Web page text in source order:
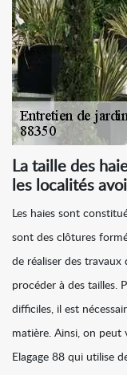
La taille des
les localités
Les haies sont
sont des clôtures
de réaliser des
procéder à des tailles.
difficiles, il est
matière. Ainsi, on
Elagage 88 qui utilise